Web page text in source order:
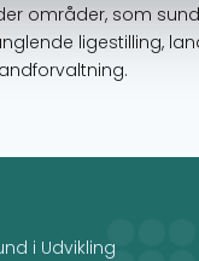
områder, som
ligestilling,
i Udvikling